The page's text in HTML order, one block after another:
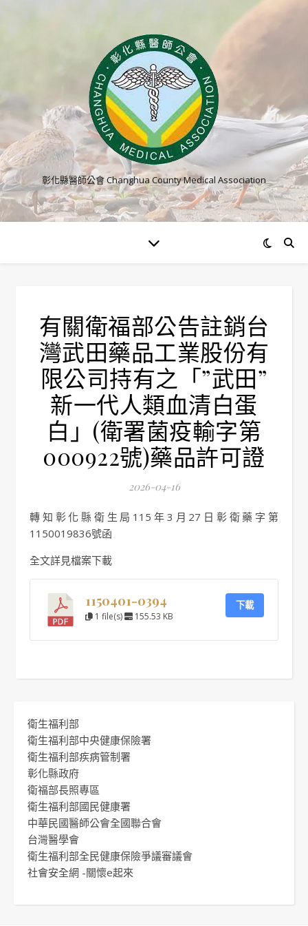
彰化縣醫師公會 Changhua County Medical Association
有關衛福部公告註銷台
灣武田藥品工業股份有
限公司持有之「”武田”
新一代人類血清白蛋
白」(衛署菌疫輸字第
000922號)藥品許可證
2026-04-16
轉知彰化縣衛生局115年3月27日彰衛藥字第
1150019836號函
全文詳見檔案下載
1150401-0394
1 file(s) 155.53 KB
下載
衛生福利部
衛生福利部中央健康保險署
衛生福利部疾病管制署
彰化縣政府
衛福部長照專區
衛生福利部國民健康署
中華民國醫師公會全國聯合會
台灣醫學會
衛生福利部全民健康保險爭議審議會
社會安全網 -關懷e起來